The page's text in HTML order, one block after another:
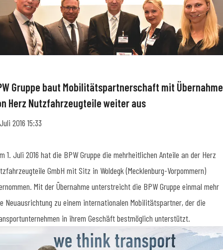
Gruppe baut Mobilitätspartnerschaft mit Übernahme
Herz Nutzfahrzeugteile weiter aus
2016 15:33
1. Juli 2016 hat die BPW Gruppe die mehrheitlichen Anteile an der Herz
GmbH mit Sitz in Woldegk (Mecklenburg-Vorpommern)
Mit der Übernahme unterstreicht die BPW Gruppe einmal mehr
Neuausrichtung zu einem internationalen Mobilitätspartner, der die
in ihrem Geschäft bestmöglich unterstützt.